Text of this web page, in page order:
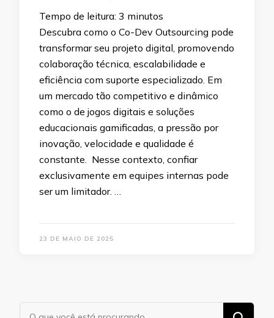
Tempo de leitura: 3 minutos
Descubra como o Co-Dev Outsourcing pode
transformar seu projeto digital, promovendo
colaboração técnica, escalabilidade e
eficiência com suporte especializado. Em
um mercado tão competitivo e dinâmico
como o de jogos digitais e soluções
educacionais gamificadas, a pressão por
inovação, velocidade e qualidade é
constante. Nesse contexto, confiar
exclusivamente em equipes internas pode
ser um limitador. …
23 DE MAIO DE 2025
Procurando